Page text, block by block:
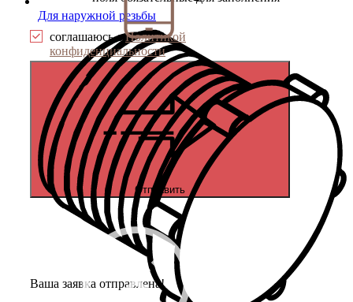
Для наружной резьбы
соглашаюсь сПолитикой
конфиденциальности
Отправить
Ваша заявка отправлена!